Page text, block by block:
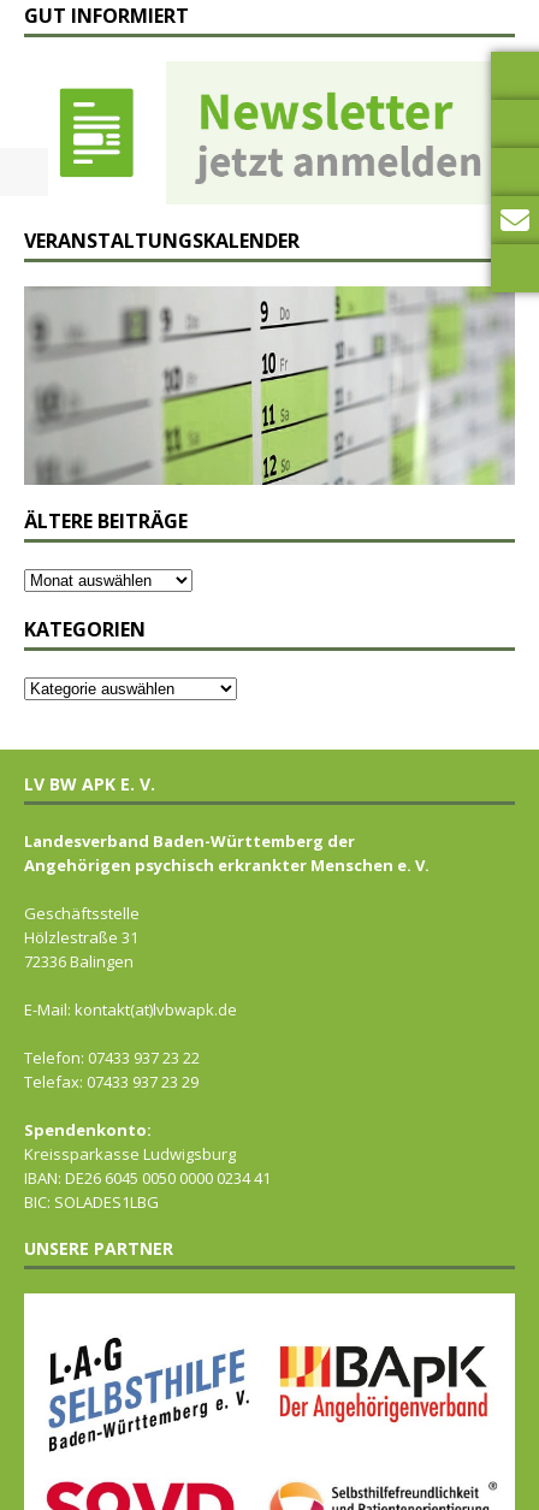
GUT INFORMIERT
VERANSTALTUNGSKALENDER
ÄLTERE BEITRÄGE
KATEGORIEN
LV BW APK E. V.
Landesverband Baden-Württemberg der
Angehörigen psychisch erkrankter Menschen e. V.
Geschäftsstelle
Hölzlestraße 31
72336 Balingen
E-Mail: kontakt(at)lvbwapk.de
Telefon: 07433 937 23 22
Telefax: 07433 937 23 29
Spendenkonto:
Kreissparkasse Ludwigsburg
IBAN: DE26 6045 0050 0000 0234 41
BIC: SOLADES1LBG
UNSERE PARTNER